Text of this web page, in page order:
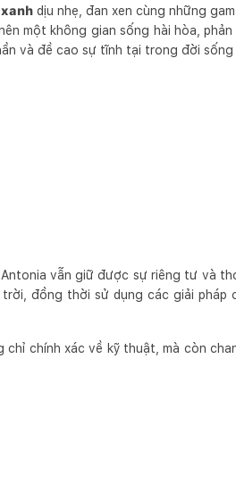
dịu nhẹ, đan xen cùng những
một không gian sống hài hòa,
và đề cao sự tĩnh tại trong đời sống
vẫn giữ được sự riêng tư và
đồng thời sử dụng các giải pháp
chính xác về kỹ thuật, mà còn